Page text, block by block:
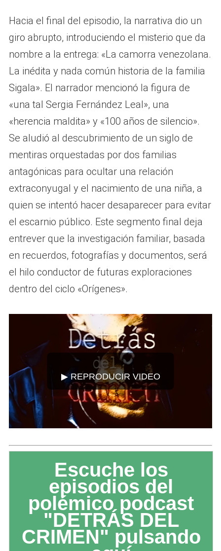
Hacia el final del episodio, la narrativa dio un
giro abrupto, introduciendo el misterio que da
nombre a la entrega: «La camorra venezolana.
La inédita y nada común historia de la familia
Sigala». El narrador mencionó la figura de
«una tal Sergia Fernández Leal», una
«herencia maldita» y «100 años de silencio».
Se aludió al descubrimiento de un siglo de
mentiras orquestadas por dos familias
antagónicas para ocultar una relación
extraconyugal y el nacimiento de una niña, a
quien se intentó hacer desaparecer para evitar
el escarnio público. Este segmento final deja
entrever que la investigación familiar, basada
en recuerdos, fotografías y documentos, será
el hilo conductor de futuras exploraciones
dentro del ciclo «Orígenes».
▶ REPRODUCIR VIDEO
Escuche los
episodios del
polémico podcast
"DETRÁS DEL
CRIMEN" pulsando